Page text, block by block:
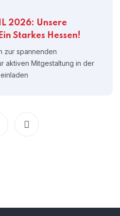
2026: Unsere
Starkes Hessen!
zur spannenden
aktiven Mitgestaltung in der